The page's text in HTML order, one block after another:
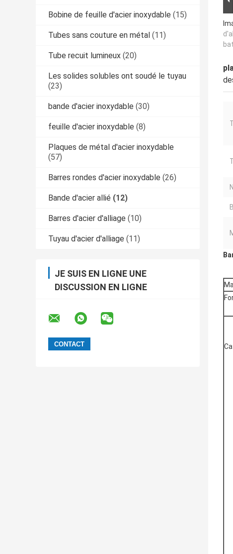
Bobine de feuille d'acier inoxydable (15)
Tubes sans couture en métal (11)
Tube recuit lumineux (20)
Les solides solubles ont soudé le tuyau
(23)
bande d'acier inoxydable (30)
feuille d'acier inoxydable (8)
Plaques de métal d'acier inoxydable
(57)
Barres rondes d'acier inoxydable (26)
Bande d'acier allié (12)
Barres d'acier d'alliage (10)
Tuyau d'acier d'alliage (11)
JE SUIS EN LIGNE UNE
DISCUSSION EN LIGNE